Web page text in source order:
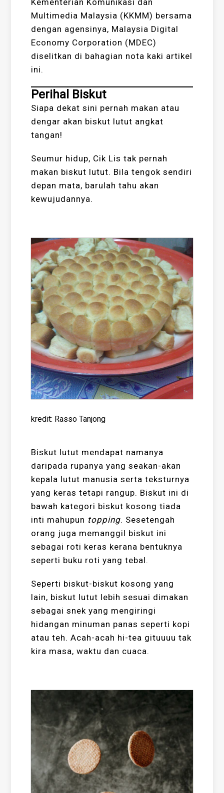
Kementerian Komunikasi dan
Multimedia Malaysia (KKMM) bersama
dengan agensinya, Malaysia Digital
Economy Corporation (MDEC)
diselitkan di bahagian nota kaki artikel
ini.
Perihal Biskut
Siapa dekat sini pernah makan atau
dengar akan biskut lutut angkat
tangan!
Seumur hidup, Cik Lis tak pernah
makan biskut lutut. Bila tengok sendiri
depan mata, barulah tahu akan
kewujudannya.
kredit: Rasso Tanjong
Biskut lutut mendapat namanya
daripada rupanya yang seakan-akan
kepala lutut manusia serta teksturnya
yang keras tetapi rangup. Biskut ini di
bawah kategori biskut kosong tiada
inti mahupun topping. Sesetengah
orang juga memanggil biskut ini
sebagai roti keras kerana bentuknya
seperti buku roti yang tebal.
Seperti biskut-biskut kosong yang
lain, biskut lutut lebih sesuai dimakan
sebagai snek yang mengiringi
hidangan minuman panas seperti kopi
atau teh. Acah-acah hi-tea gituuuu tak
kira masa, waktu dan cuaca.